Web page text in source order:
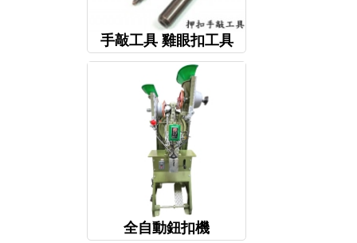
手敲工具 雞眼扣工具
全自動鈕扣機